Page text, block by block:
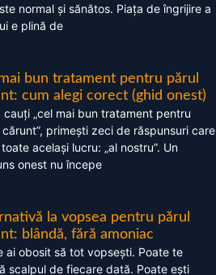
normal și sănătos. Piața de îngrijire a
e plină de
bun tratament pentru părul
cum alegi corect (ghid onest)
cauți „cel mai bun tratament pentru
cărunt”, primești zeci de răspunsuri care
același lucru: „al nostru”. Un
onest nu începe
la vopsea pentru părul
blândă, fără amoniac
ai obosit să tot vopsești. Poate te
scalpul de fiecare dată. Poate ești